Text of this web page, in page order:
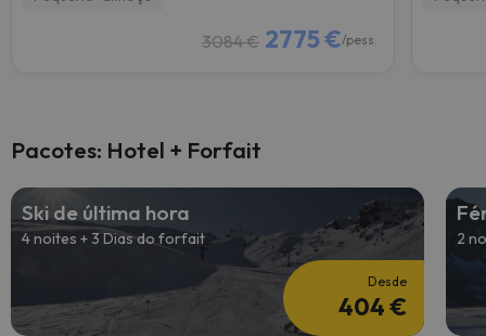
3084 € 2775 €/pess.
Pacotes: Hotel + Forfait
Ski de última hora
4 noites + 3 Dias do forfait
Desde
404 €
2